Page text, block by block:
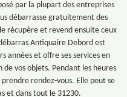
par la plupart des entreprises
débarrasse gratuitement des
récupère et revend ensuite ceux
Antiquaire Debord est
années et offre ses services en
vos objets. Pendant les heures
rendez-vous. Elle peut se
et dans tout le 31230.